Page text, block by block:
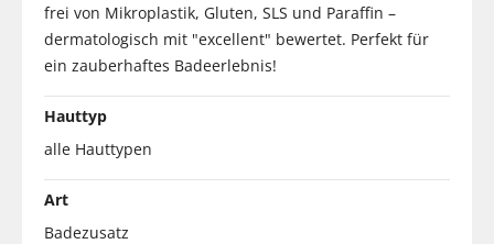
frei von Mikroplastik, Gluten, SLS und Paraffin –
dermatologisch mit "excellent" bewertet. Perfekt für
ein zauberhaftes Badeerlebnis!
Hauttyp
alle Hauttypen
Art
Badezusatz